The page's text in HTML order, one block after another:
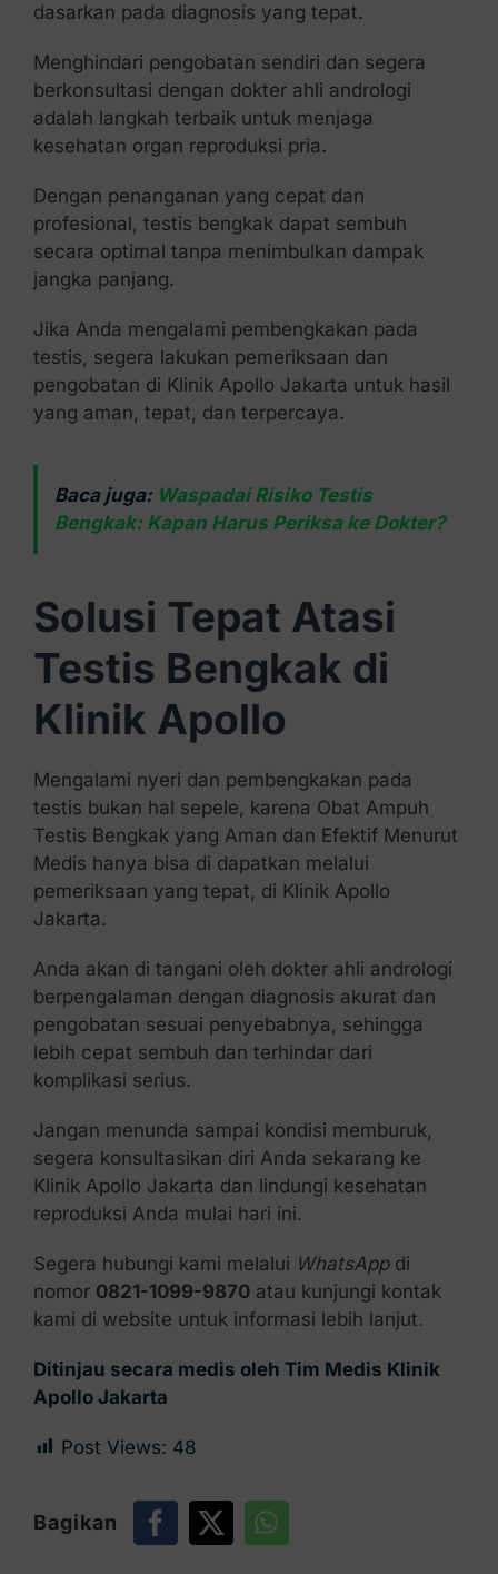
dasarkan pada diagnosis yang tepat.
Menghindari pengobatan sendiri dan segera
berkonsultasi dengan dokter ahli andrologi
adalah langkah terbaik untuk menjaga
kesehatan organ reproduksi pria.
Dengan penanganan yang cepat dan
profesional, testis bengkak dapat sembuh
secara optimal tanpa menimbulkan dampak
jangka panjang.
Jika Anda mengalami pembengkakan pada
testis, segera lakukan pemeriksaan dan
pengobatan di Klinik Apollo Jakarta untuk hasil
yang aman, tepat, dan terpercaya.
Baca juga: Waspadai Risiko Testis
Bengkak: Kapan Harus Periksa ke Dokter?
Solusi Tepat Atasi
Testis Bengkak di
Klinik Apollo
Mengalami nyeri dan pembengkakan pada
testis bukan hal sepele, karena Obat Ampuh
Testis Bengkak yang Aman dan Efektif Menurut
Medis hanya bisa di dapatkan melalui
pemeriksaan yang tepat, di Klinik Apollo
Jakarta.
Anda akan di tangani oleh dokter ahli andrologi
berpengalaman dengan diagnosis akurat dan
pengobatan sesuai penyebabnya, sehingga
lebih cepat sembuh dan terhindar dari
komplikasi serius.
Jangan menunda sampai kondisi memburuk,
segera konsultasikan diri Anda sekarang ke
Klinik Apollo Jakarta dan lindungi kesehatan
reproduksi Anda mulai hari ini.
Segera hubungi kami melalui WhatsAppdi
nomor 0821-1099-9870atau kunjungi kontak
kami di website untuk informasi lebih lanjut.
Ditinjau secara medis oleh Tim Medis Klinik
Apollo Jakarta
Post Views: 48
Bagikan